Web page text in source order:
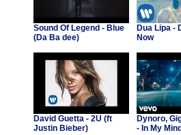
Sound Of Legend - Blue
(Da Ba dee)
Dua Lipa -
Now
David Guetta - 2U (ft
Justin Bieber)
Dynoro,
- In My Mind